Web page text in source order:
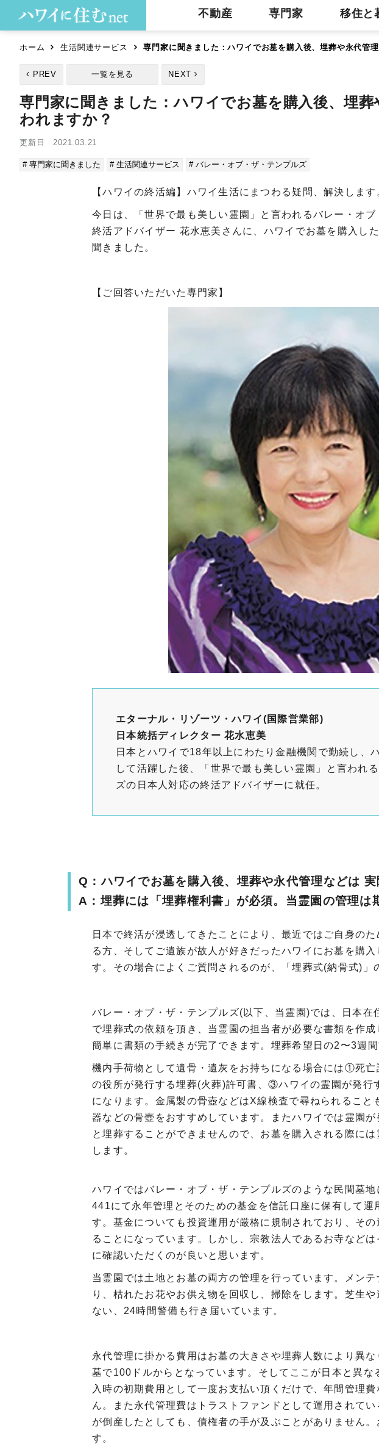
不動産 専門家 移住と
ホーム 生活関連サービス 専門家に聞きました：ハワイでお墓を購入後、埋葬や永代管
PREV 一覧を見る NEXT
専門家に聞きました：ハワイでお墓を購入後、埋
われますか？
更新日 2021.03.21
# 専門家に聞きました # 生活関連サービス # バレー・オブ・ザ・テンプルズ
【ハワイの終活編】ハワイ生活にまつわる疑問、解決します
今日は、「世界で最も美しい霊園」と言われるバレー・オ
終活アドバイザー 花水恵美さんに、ハワイでお墓を購入し
聞きました。
【ご回答いただいた専門家】
エターナル・リゾーツ・ハワイ(国際営業部)
日本統括ディレクター 花水恵美
日本とハワイで18年以上にわたり金融機関で勤続し、
して活躍した後、「世界で最も美しい霊園」と言われ
ズの日本人対応の終活アドバイザーに就任。
Q：ハワイでお墓を購入後、埋葬や永代管理などは
A：埋葬には「埋葬権利書」が必須。当霊園の管理は
日本で終活が浸透してきたことにより、最近ではご自身の
る方、そしてご遺族が故人が好きだったハワイにお墓を購
す。その場合によくご質問されるのが、「埋葬式(納骨式)」
バレー・オブ・ザ・テンプルズ(以下、当霊園)では、日本在
で埋葬式の依頼を頂き、当霊園の担当者が必要な書類を作
簡単に書類の手続きが完了できます。埋葬希望日の2〜3週
機内手荷物として遺骨・遺灰をお持ちになる場合には①死
の役所が発行する埋葬(火葬)許可書、③ハワイの霊園が発行
になります。金属製の骨壺などはX線検査で尋ねられること
器などの骨壺をおすすめしています。またハワイでは霊園
と埋葬することができませんので、お墓を購入される際に
します。
ハワイではバレー・オブ・ザ・ テンプルズのような民間墓
441にて永年管理とそのための基金を信託口座に保有して運
す。 基金についても投資運用が厳格に規制されており、 その
ることになっています。
しかし、宗教法人であるお寺などは
に確認いただくのが良いと思います。
当霊園では土地とお墓の両方の管理を行っています。
メン
り、 枯れたお花やお供え物を回収し、掃除をします。芝生や
ない、24時間警備も行き届いています。
永代管理に掛かる費用はお墓の大きさや埋葬人数により異
墓で100ドルからとなっています。そしてここが日本と異な
入時の初期費用として一度お支払い頂くだけで、年間管理
ん。また永代管理費はトラストファンドとして運用されて
が倒産したとしても、債権者の手が及ぶことがありません
す。